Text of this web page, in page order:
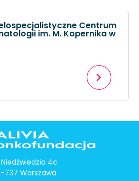
Centrum
im. M. Kopernika w
4c
737 Warszawa